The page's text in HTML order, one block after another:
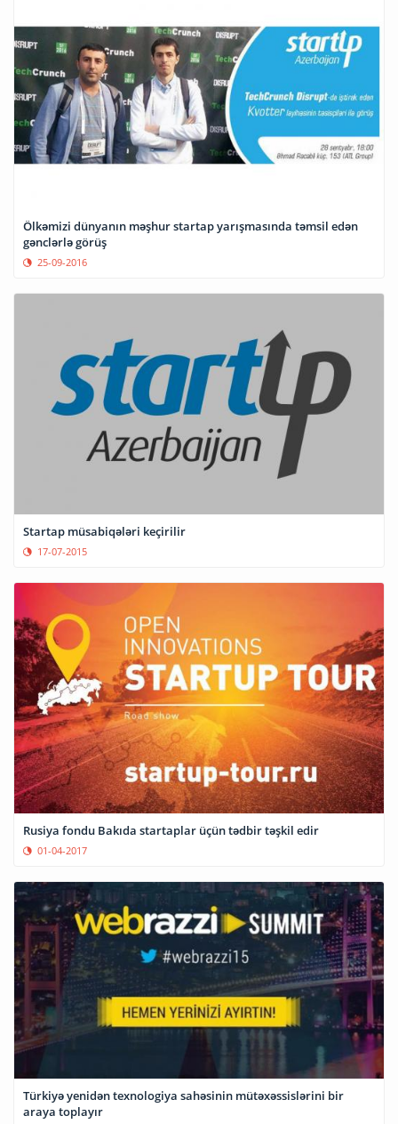
Ölkəmizi dünyanın məşhur startap yarışmasında təmsil edən
gənclərlə görüş
25-09-2016
Startap müsabiqələri keçirilir
17-07-2015
Rusiya fondu Bakıda startaplar üçün tədbir təşkil edir
01-04-2017
Türkiyə yenidən texnologiya sahəsinin mütəxəssislərini bir
araya toplayır